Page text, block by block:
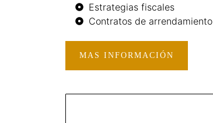
Estrategias fiscales
Contratos de arrendamiento
MAS INFORMACIÓN